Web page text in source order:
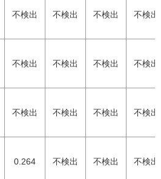
不検出 不検出 不検出 不検出
不検出 不検出 不検出 不検出
不検出 不検出 不検出 不検出
0.264 不検出 不検出 不検出